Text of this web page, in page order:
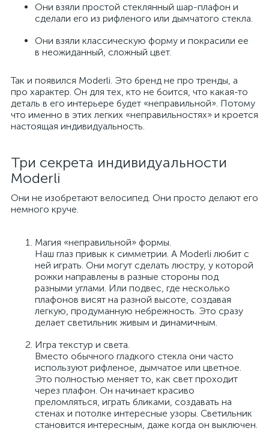
Они взяли простой стеклянный шар-плафон и
сделали его из рифленого или дымчатого стекла.
Они взяли классическую форму и покрасили ее
в неожиданный, сложный цвет.
Так и появился Moderli. Это бренд не про тренды, а
про характер. Он для тех, кто не боится, что какая-то
деталь в его интерьере будет «неправильной». Потому
что именно в этих легких «неправильностях» и кроется
настоящая индивидуальность.
Три секрета индивидуальности
Moderli
Они не изобретают велосипед. Они просто делают его
немного круче.
Магия «неправильной» формы.
Наш глаз привык к симметрии. А Moderli любит с
ней играть. Они могут сделать люстру, у которой
рожки направлены в разные стороны под
разными углами. Или подвес, где несколько
плафонов висят на разной высоте, создавая
легкую, продуманную небрежность. Это сразу
делает светильник живым и динамичным.
Игра текстур и света.
Вместо обычного гладкого стекла они часто
используют рифленое, дымчатое или цветное.
Это полностью меняет то, как свет проходит
через плафон. Он начинает красиво
преломляться, играть бликами, создавать на
стенах и потолке интересные узоры. Светильник
становится интересным, даже когда он выключен.